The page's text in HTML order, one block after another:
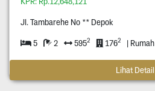
Jl. Tambarehe No ** Depok
5 2 5952 1762 | Rumah
Lihat Detail